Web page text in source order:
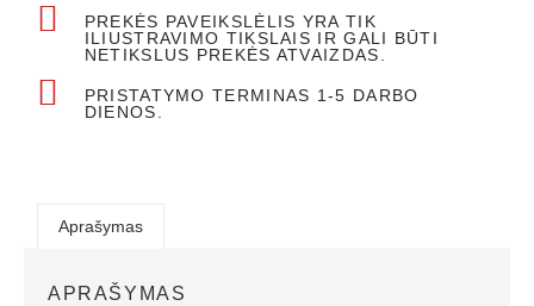
PREKĖS PAVEIKSLĖLIS YRA TIK
ILIUSTRAVIMO TIKSLAIS IR GALI BŪTI
NETIKSLUS PREKĖS ATVAIZDAS.
PRISTATYMO TERMINAS 1-5 DARBO
DIENOS.
Aprašymas
APRAŠYMAS